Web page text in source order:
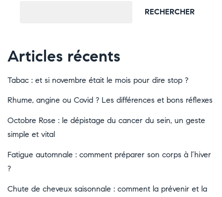
RECHERCHER
Articles récents
Tabac : et si novembre était le mois pour dire stop ?
Rhume, angine ou Covid ? Les différences et bons réflexes
Octobre Rose : le dépistage du cancer du sein, un geste
simple et vital
Fatigue automnale : comment préparer son corps à l’hiver
?
Chute de cheveux saisonnale : comment la prévenir et la